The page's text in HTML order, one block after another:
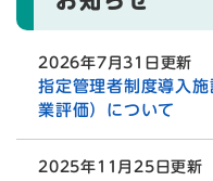
2026年7月31日更新
指定管理者制度導入
業評価）について
2025年11月25日更新